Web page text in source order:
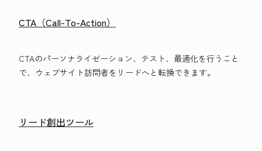
CTA（Call-To-Action）
CTAのパーソナライゼーション、テスト、最適化を行うこと
で、ウェブサイト訪問者をリードへと転換できます。
リード創出ツール